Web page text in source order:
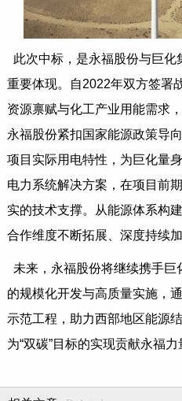
此次中标，是永福股份与巨
重要体现。自2022年双方签署
资源禀赋与化工产业用能需求
永福股份紧扣国家能源政策导
项目实际用电特性，为巨化量
电力系统解决方案，在项目前
实的技术支撑。从能源体系构
合作维度不断拓展、深度持续加
未来，永福股份将继续携手巨
的规模化开发与高质量实施，
示范工程，助力西部地区能源
为“双碳”目标的实现贡献永福力